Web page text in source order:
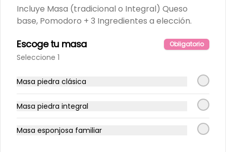
Incluye Masa (tradicional o Integral) Queso
base, Pomodoro + 3 Ingredientes a elección.
Escoge tu masa Obligatorio
Seleccione 1
Masa piedra clásica
Masa piedra integral
Masa esponjosa familiar